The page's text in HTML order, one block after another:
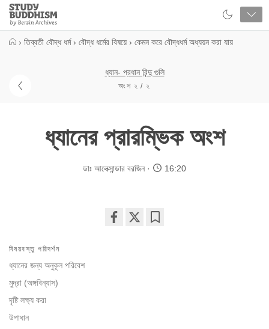
Close
Study
Buddhism
› তিব্বতী বৌদ্ধ ধর্ম › বৌদ্ধ ধর্মের বিষয়ে › কেমন করে বৌদ্ধধর্ম অধ্যয়ন করা যায়
ধ্যান- প্রধান বিন্দু গুলি
অংশ ২ / ২
ধ্যানের প্রারম্ভিক অংশ
ডাঃ আলেক্সান্ডার বরজিন 16:20
বিষয়বস্তু পরিদর্শন
ধ্যানের জন্য অনুকূল পরিবেশ
মুদ্রা (অঙ্গবিন্যাস)
দৃষ্টি লক্ষ্য করা
উপাধান